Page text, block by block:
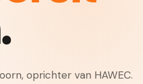
oprichter van HAWEC.